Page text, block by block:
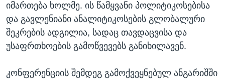
იმართება ხოლმე. ის წამყვანი პოლიტიკოსებისა
და გავლენიანი ანალიტიკოსების გლობალური
შეკრების ადგილია, სადაც თავდაცვისა და
უსაფრთხოების გამოწვევებს განიხილავენ.
კონფერენციის შემდეგ გამოქვეყნებულ ანგარიშში